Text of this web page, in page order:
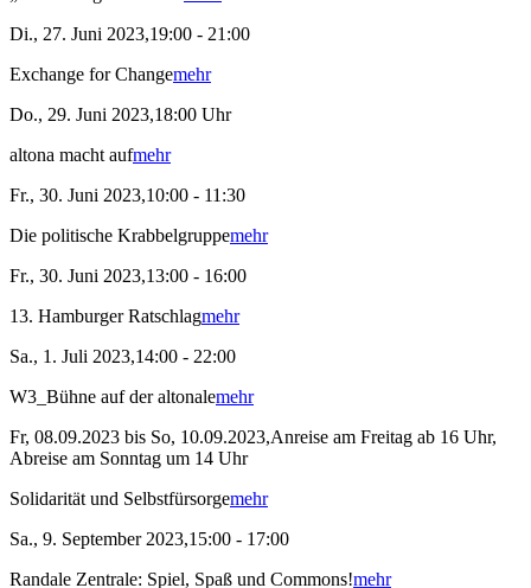
Di., 27. Juni 2023,19:00 - 21:00
Exchange for Changemehr
Do., 29. Juni 2023,18:00 Uhr
altona macht aufmehr
Fr., 30. Juni 2023,10:00 - 11:30
Die politische Krabbelgruppemehr
Fr., 30. Juni 2023,13:00 - 16:00
13. Hamburger Ratschlagmehr
Sa., 1. Juli 2023,14:00 - 22:00
W3_Bühne auf der altonalemehr
Fr, 08.09.2023 bis So, 10.09.2023,Anreise am Freitag ab 16 Uhr,
Abreise am Sonntag um 14 Uhr
Solidarität und Selbstfürsorgemehr
Sa., 9. September 2023,15:00 - 17:00
Randale Zentrale: Spiel, Spaß und Commons!mehr